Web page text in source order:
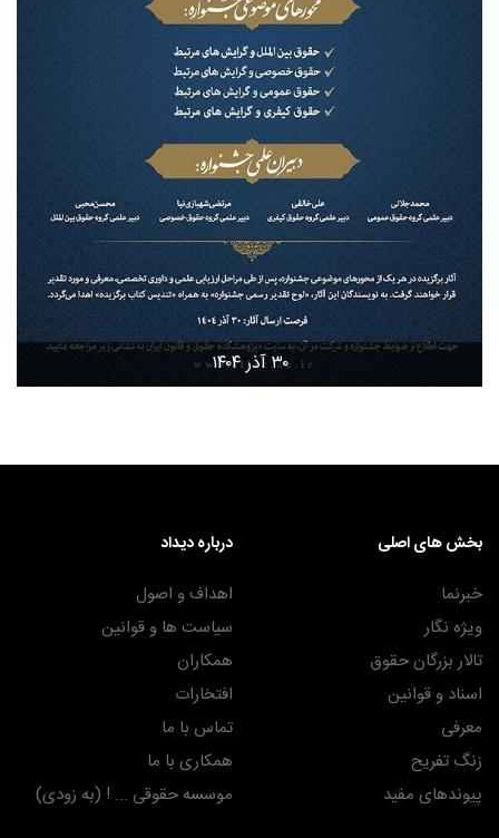
۳۰ آذر ۱۴۰۴
بخش های اصلی
خبرنما
ویژه نگار
تالار بزرگان حقوق
اسناد و قوانین
معرفی
زنگ تفریح
پیوندهای مفید
درباره دیداد
اهداف و اصول
سیاست ها و قوانین
همکاران
افتخارات
تماس با ما
همکاری با ما
موسسه حقوقی ... ! (به زودی)